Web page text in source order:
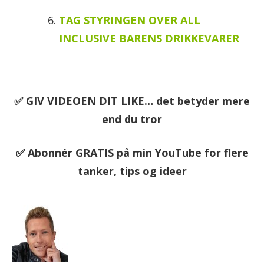
TAG STYRINGEN OVER ALL
INCLUSIVE BARENS DRIKKEVARER
✅ GIV VIDEOEN DIT LIKE… det betyder mere
end du tror
✅ Abonnér GRATIS på min YouTube for flere
tanker, tips og ideer